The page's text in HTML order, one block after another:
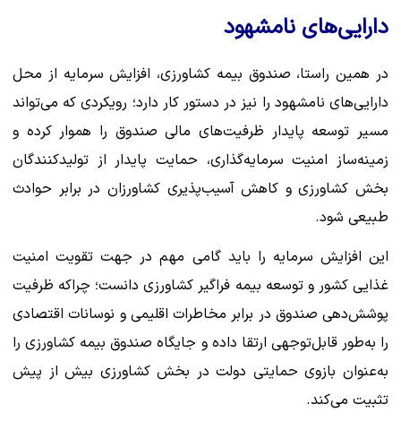
دارایی‌های نامشهود
در همین راستا، صندوق بیمه کشاورزی، افزایش سرمایه از محل
دارایی‌های نامشهود را نیز در دستور کار دارد؛ رویکردی که می‌تواند
مسیر توسعه پایدار ظرفیت‌های مالی صندوق را هموار کرده و
زمینه‌ساز امنیت سرمایه‌گذاری، حمایت پایدار از تولیدکنندگان
بخش کشاورزی و کاهش آسیب‌پذیری کشاورزان در برابر حوادث
طبیعی شود.
این افزایش سرمایه را باید گامی مهم در جهت تقویت امنیت
غذایی کشور و توسعه بیمه فراگیر کشاورزی دانست؛ چراکه ظرفیت
پوشش‌دهی صندوق در برابر مخاطرات اقلیمی و نوسانات اقتصادی
را به‌طور قابل‌توجهی ارتقا داده و جایگاه صندوق بیمه کشاورزی را
به‌عنوان بازوی حمایتی دولت در بخش کشاورزی بیش از پیش
تثبیت می‌کند.